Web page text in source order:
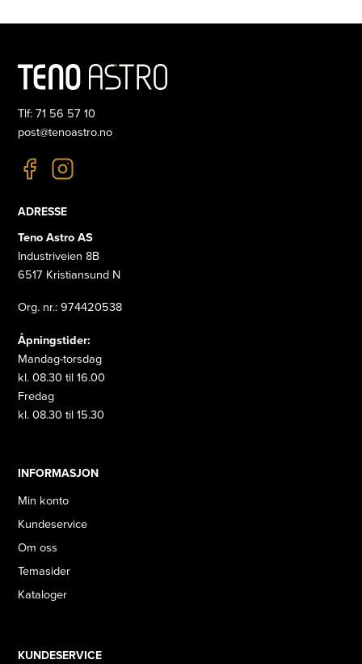
Tlf: 71 56 57 10
post@tenoastro.no
ADRESSE
Teno Astro AS
Industriveien 8B
6517 Kristiansund N
Org. nr.: 974420538
Åpningstider:
Mandag-torsdag
kl. 08.30 til 16.00
Fredag
kl. 08.30 til 15.30
INFORMASJON
Min konto
Kundeservice
Om oss
Temasider
Kataloger
KUNDESERVICE